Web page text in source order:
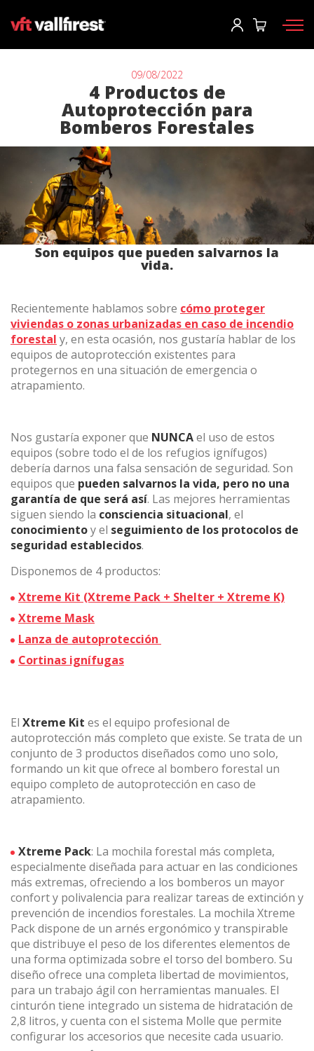
Iniciar sesión
Usuario*
Contraseña*
Iniciar sesión
¿Has olvidado tu contraseña?
o
Crear una cuenta
Equipos de protección
Mochilas
Herramientas
Motobombas y maquinaria
Autobombas forestales
Aerial
ES EN FR DE IT PT
(+34) 93 867 87 79
Contáctanos
09/08/2022
4 Productos de
Autoprotección para
Bomberos Forestales
Son equipos que pueden salvarnos la
vida.
Recientemente hablamos sobre cómo proteger
viviendas o zonas urbanizadas en caso de incendio
forestal y, en esta ocasión, nos gustaría hablar de los
equipos de autoprotección existentes para
protegernos en una situación de emergencia o
atrapamiento.
Nos gustaría exponer que NUNCAel uso de estos
equipos (sobre todo el de los refugios ignífugos)
debería darnos una falsa sensación de seguridad. Son
equipos que pueden salvarnos la vida, pero no una
garantía de que será así. Las mejores herramientas
siguen siendo la consciencia situacional, el
conocimientoy el seguimiento de los protocolos de
seguridad establecidos.
Disponemos de 4 productos:
Xtreme Kit (Xtreme Pack + Shelter + Xtreme K)
Xtreme Mask
Lanza de autoprotección
Cortinas ignífugas
El Xtreme Kit es el equipo profesional de
autoprotección más completo que existe. Se trata de un
conjunto de 3 productos diseñados como uno solo,
formando un kit que ofrece al bombero forestal un
equipo completo de autoprotección en caso de
atrapamiento.
Xtreme Pack: La mochila forestal más completa,
especialmente diseñada para actuar en las condiciones
más extremas, ofreciendo a los bomberos un mayor
confort y polivalencia para realizar tareas de extinción y
prevención de incendios forestales. La mochila Xtreme
Pack dispone de un arnés ergonómico y transpirable
que distribuye el peso de los diferentes elementos de
una forma optimizada sobre el torso del bombero. Su
diseño ofrece una completa libertad de movimientos,
para un trabajo ágil con herramientas manuales. El
cinturón tiene integrado un sistema de hidratación de
2,8 litros, y cuenta con el sistema Molle que permite
configurar los accesorios que necesite cada usuario.
Modificar cookies